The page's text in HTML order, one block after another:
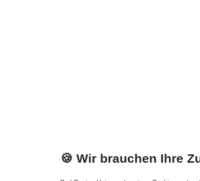
🍪 Wir brauchen Ihre